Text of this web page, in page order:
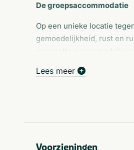
De groepsaccommodatie
Op een unieke locatie
gemoedelijkheid, rust en
opgezette accommodatie
een familiereünie, een
speelweide met diverse
Lees meer